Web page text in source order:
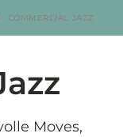
COMMERCIAL JAZZ
Moves,